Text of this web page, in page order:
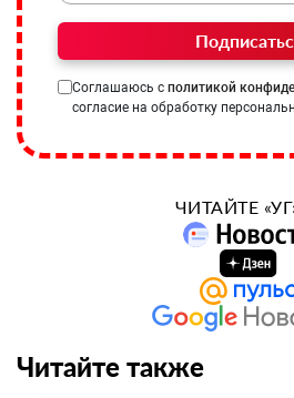
Соглашаюсь с политикой
согласие на обработку
ЧИТАЙТЕ
Читайте также